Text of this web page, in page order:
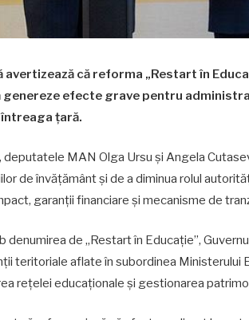
că reforma „Restart în
genereze efecte grave pentru
țară.
MAN Olga Ursu și Angela
de învățământ și de a diminua rolul
garanții financiare și mecanisme de
de „Restart în Educație”,
teritoriale aflate în subordinea Ministerului
rețelei educaționale și gestionarea